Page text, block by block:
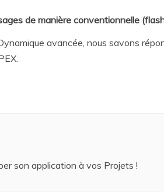
de manière conventionnelle
avancée, nous savons
son application à vos Projets !